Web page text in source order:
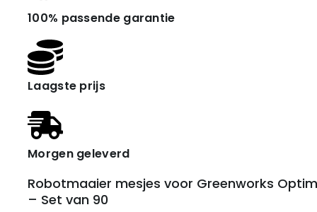
100% passende garantie
Laagste prijs
Morgen geleverd
Robotmaaier mesjes voor Greenworks
– Set van 90